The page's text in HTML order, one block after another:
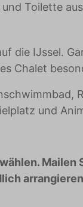
Toilette
die IJssel.
Chalet
und
Mailen